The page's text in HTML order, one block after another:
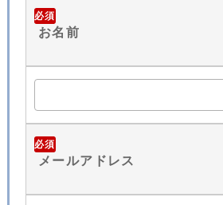
必須
お名前
必須
メールアドレス